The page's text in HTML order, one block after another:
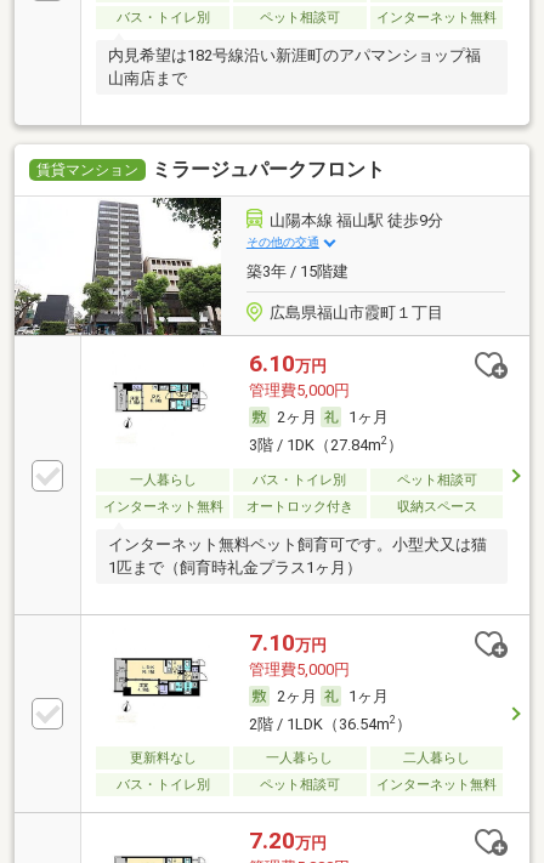
バス・トイレ別
ペット相談可 インターネット無料
内見希望は182号線沿い新涯町のアパマンショップ福
山南店まで
賃貸マンション ミラージュパークフロント
山陽本線 福山駅 徒歩9分
その他の交通
築3年 / 15階建
広島県福山市霞町１丁目
6.10万円
管理費5,000円
2ヶ月
1ヶ月
3階 / 1DK（27.84m2）
一人暮らし バス・トイレ別
ペット相談可
インターネット無料
オートロック付き 収納スペース
インターネット無料ペット飼育可です。小型犬又は猫
1匹まで（飼育時礼金プラス1ヶ月）
7.10万円
管理費5,000円
2ヶ月
1ヶ月
2階 / 1LDK（36.54m2）
更新料なし 一人暮らし
二人暮らし
バス・トイレ別
ペット相談可 インターネット無料
7.20万円